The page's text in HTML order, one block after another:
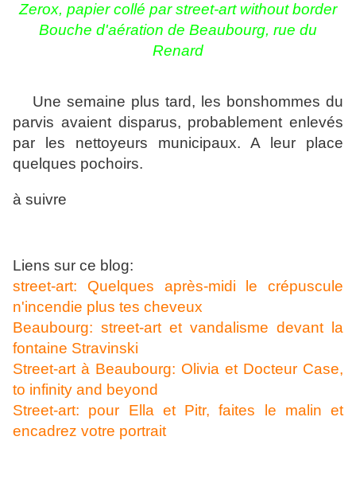
Zerox, papier collé par street-art without border
Bouche d'aération de Beaubourg, rue du
Renard
Une semaine plus tard, les bonshommes du
parvis avaient disparus, probablement enlevés
par les nettoyeurs municipaux. A leur place
quelques pochoirs.
à suivre
Liens sur ce blog:
street-art: Quelques après-midi le crépuscule
n'incendie plus tes cheveux
Beaubourg: street-art et vandalisme devant la
fontaine Stravinski
Street-art à Beaubourg: Olivia et Docteur Case,
to infinity and beyond
Street-art: pour Ella et Pitr, faites le malin et
encadrez votre portrait